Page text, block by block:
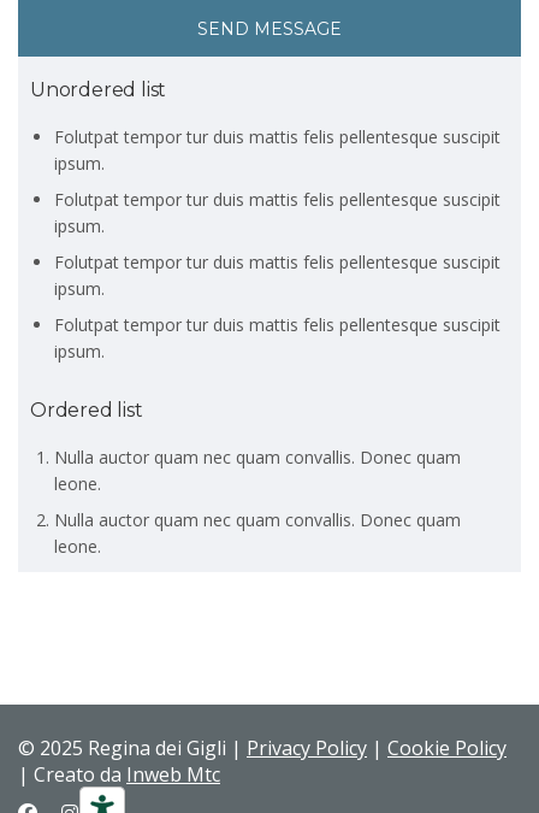
SEND MESSAGE
Unordered list
Folutpat tempor tur duis mattis felis pellentesque suscipit
ipsum.
Folutpat tempor tur duis mattis felis pellentesque suscipit
ipsum.
Folutpat tempor tur duis mattis felis pellentesque suscipit
ipsum.
Folutpat tempor tur duis mattis felis pellentesque suscipit
ipsum.
Ordered list
Nulla auctor quam nec quam convallis. Donec quam
leone.
Nulla auctor quam nec quam convallis. Donec quam
leone.
© 2025 Regina dei Gigli | Privacy Policy | Cookie Policy
| Creato da Inweb Mtc